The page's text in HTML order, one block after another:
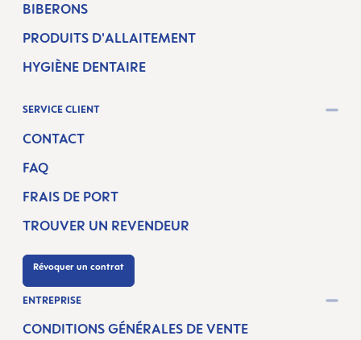
BIBERONS
PRODUITS D'ALLAITEMENT
HYGIÈNE DENTAIRE
SERVICE CLIENT
CONTACT
FAQ
FRAIS DE PORT
TROUVER UN REVENDEUR
Révoquer un contrat
ENTREPRISE
CONDITIONS GÉNÉRALES DE VENTE